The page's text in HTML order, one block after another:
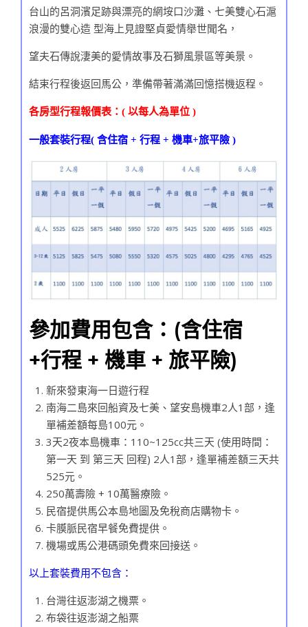
台山的呂洞濱足跡與漂亮的網垵口沙灘、七美雙心石滬
浪漫的雙心造 型海上見證堅貞愛情舉世聞名，
望夫石傳說淒美的愛情故事及石獅風景區等美景。
結束行程後返回馬公，準備帶著滿滿回憶搭機返程。
各房型行程報價表：( 以每人為單位 )
一般套裝行程( 含住宿 + 行程 + 機車+旅平險 )
參加費用包含：(含住宿
+行程 + 機車 + 旅平險)
新來發東海一日遊行程
南海二島來回船資及七美、望安島機車2人1部，逢
單補差額每島100元。
3天2夜本島機車：110~125cc共三天 (使用時間：
第一天 到 第三天 回程) 2人1部，逢單補差額三天共
525元。
250萬壽險 + 10萬醫療險。
民宿提供馬公本島地圖及免稅商店購物卡。
卡膜脈民宿早餐免費提供。
機場或馬公港碼頭免費來回接送。
以上套裝費用不包含：
台灣往返澎湖之機票。
布袋往返澎湖之船票